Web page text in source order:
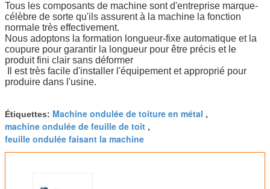
Tous les composants de machine sont d'entreprise marque-
célèbre de sorte qu'ils assurent à la machine la fonction
normale très effectivement.
Nous adoptons la formation longueur-fixe automatique et la
coupure pour garantir la longueur pour être précis et le
produit fini clair sans déformer
Il est très facile d'installer l'équipement et approprié pour
produire dans l'usine.
Étiquettes: Machine ondulée de toiture en métal ,
machine ondulée de feuille de toit ,
feuille ondulée faisant la machine